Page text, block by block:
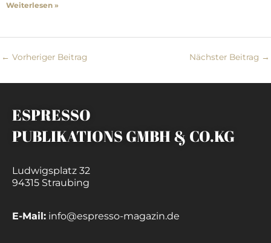
Weiterlesen »
← Vorheriger Beitrag Nächster Beitrag →
ESPRESSO
PUBLIKATIONS GMBH & CO.KG
Ludwigsplatz 32
94315 Straubing
E-Mail: info@espresso-magazin.de